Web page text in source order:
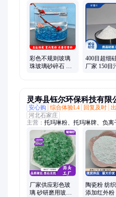
粉、硅藻土、沸石粉、透明粉、
化铁、云母岩片、云母粉、石墨粉
彩色不规则玻璃
珠玻璃砂碎石 水
400目超细
厂家 150目
灵寿县钰尔环保科技有限
安心购
综合体验L4 回复及时
河北石家庄
主营： 托玛琳粉、托玛琳牌、负离
远红外粉、远红外球、铝矾土、
瓷粉、陶瓷球、热敷球、抗菌球
厂家供应彩色玻
璃 砂研磨用玻璃
陶瓷粉 纺
添加红外粉